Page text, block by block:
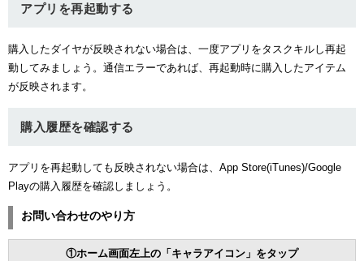
アプリを再起動する
購入したダイヤが反映されない場合は、一度アプリをタスクキルし再起
動してみましょう。通信エラーであれば、再起動時に購入したアイテム
が反映されます。
購入履歴を確認する
アプリを再起動しても反映されない場合は、App Store(iTunes)/Google
Playの購入履歴を確認しましょう。
お問い合わせのやり方
①ホーム画面左上の「キャラアイコン」をタップ